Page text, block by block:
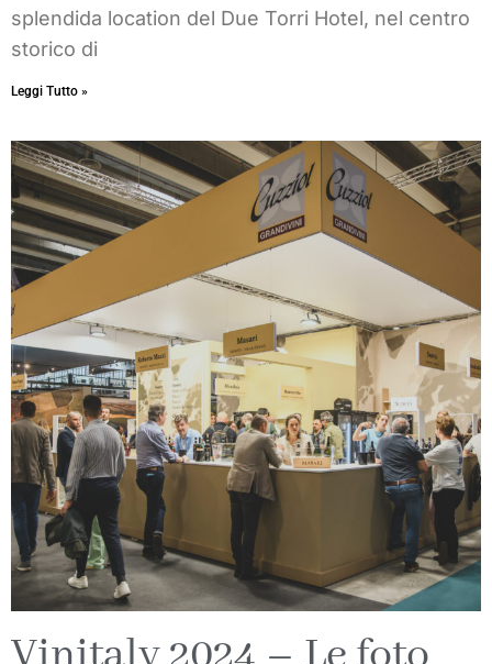
splendida location del Due Torri Hotel, nel centro
storico di
Leggi Tutto »